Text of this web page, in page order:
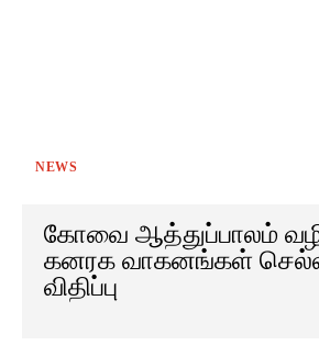
NEWS
கோவை ஆத்துப்பாலம்
கனரக வாகனங்கள்
விதிப்பு